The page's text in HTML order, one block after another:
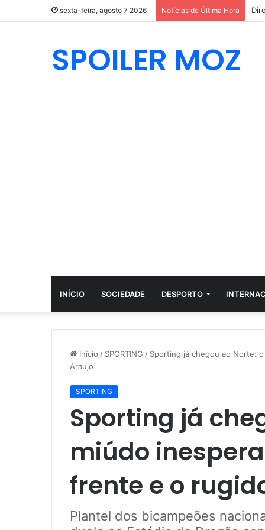
sexta-feira, agosto 7 2026 Notícias de Última Hora
SPOILER MOZ
INÍCIO SOCIEDADE DESPORTO
Início / SPORTING / Sporting já chegou ao Norte:
Araújo
SPORTING
Sporting já
miúdo
frente e o
Plantel dos bicampeões